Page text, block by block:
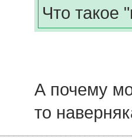
Что такое
А почему
то